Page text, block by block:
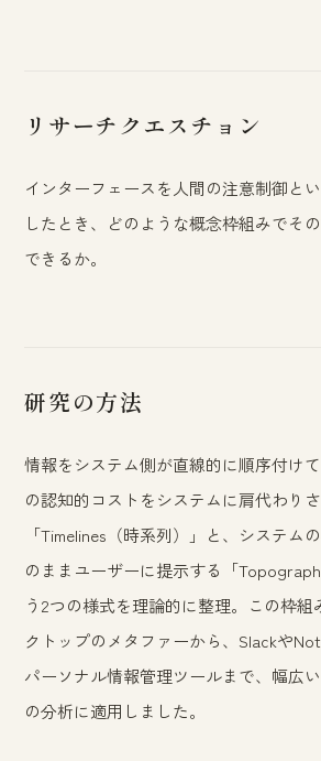
リサーチクエスチョン
インターフェースを人間の注意制御と
したとき、どのような概念枠組みでそ
できるか。
研究の方法
情報をシステム側が直線的に順序付け
の認知的コストをシステムに肩代わり
「Timelines（時系列）」と、システム
のままユーザーに提示する「
う2つの様式を理論的に整理。この枠組
クトップのメタファーから、Slackや
パーソナル情報管理ツールまで、幅広
の分析に適用しました。